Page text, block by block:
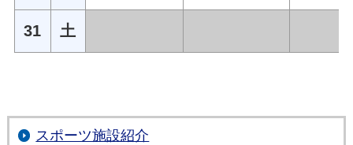
31 土
スポーツ施設紹介